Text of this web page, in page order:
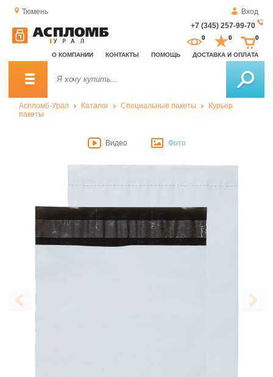
Тюмень
Вход
+7 (345) 257-99-70
О КОМПАНИИ КОНТАКТЫ ПОМОЩЬ ДОСТАВКА И ОПЛАТА
0 0 0
Аспломб-Урал Каталог Специальные пакеты
Курьер
пакеты
Видео Фото